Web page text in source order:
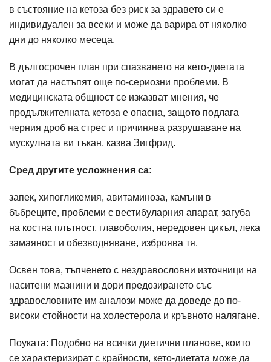
в състояние на кетоза без риск за здравето си е
индивидуален за всеки и може да варира от няколко
дни до няколко месеца.
В дългосрочен план при спазването на кето-диетата
могат да настъпят още по-сериозни проблеми. В
медицинската общност се изказват мнения, че
продължителната кетоза е опасна, защото подлага
черния дроб на стрес и причинява разрушаване на
мускулната ви тъкан, казва Зигфрид.
Сред другите усложнения са:
запек, хипогликемия, авитаминоза, камъни в
бъбреците, проблеми с вестибуларния апарат, загуба
на костна плътност, главоболия, нередовен цикъл, лека
замаяност и обезводняване, изброява тя.
Освен това, тъпченето с нездравословни източници на
наситени мазнини и дори предозирането със
здравословните им аналози може да доведе до по-
високи стойности на холестерола и кръвното налягане.
Поуката: Подобно на всички диетични планове, които
се характеризират с крайности, кето-диетата може да